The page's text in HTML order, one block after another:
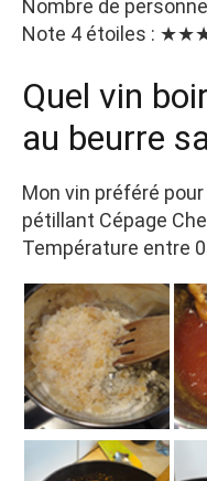
Nombre de
Note 4 étoiles :
Quel vin
au beurre
Mon vin préféré
pétillant Cépage
Température entre